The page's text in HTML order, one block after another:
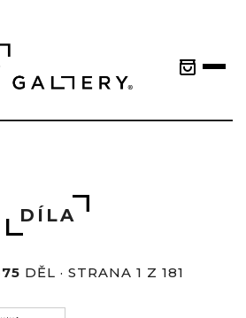
DÍLA
DĚL · STRANA 1 Z 181